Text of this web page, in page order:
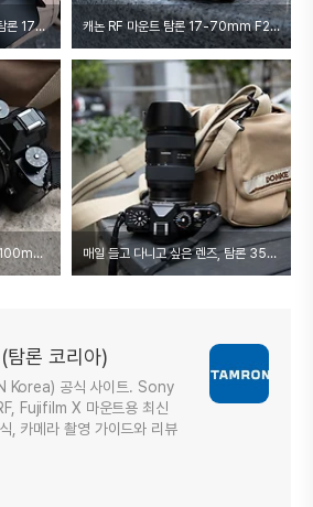
17mm가 주는 공간의 깊이, 탐론 17-70mm F/2.8 Di III-A VC RXD 캐논 RF 마운트 탐론 17-70mm F2.8 Di III-A VC RXD 렌즈 첫 인상
니콘 Zf 스냅 렌즈, 탐론 35-100mm F2.8 하나면 충분한 이유 (덕수궁 건축 스냅) 매일 들고 다니고 싶은 렌즈, 탐론 35-100mm F2.8
론 코리아)
Korea) 공식 사이트. Sony
Fujifilm X 마운트용 최신
, 카메라 촬영 가이드와 리뷰